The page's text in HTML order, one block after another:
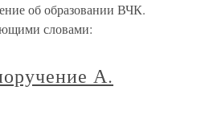
об образовании ВЧК.
словами:
А.